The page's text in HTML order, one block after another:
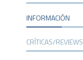
INFORMACIÓN
CRÍTICAS/REVIEWS